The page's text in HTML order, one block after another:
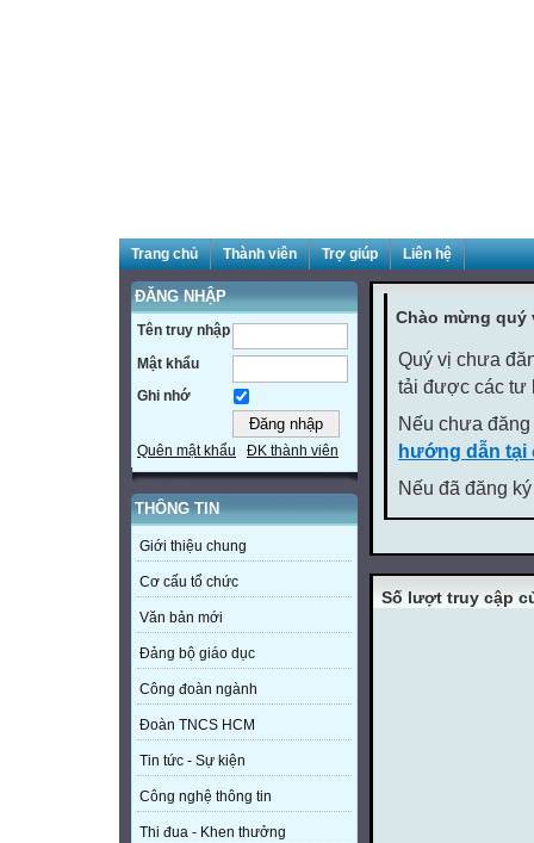
Trang chủ Thành viên Trợ giúp Liên hệ
ĐĂNG NHẬP
Tên truy nhập
Mật khẩu
Ghi nhớ
Quên mật khẩu ĐK thành viên
THÔNG TIN
Giới thiệu chung
Cơ cấu tổ chức
Văn bản mới
Đảng bộ giáo dục
Công đoàn ngành
Đoàn TNCS HCM
Tin tức - Sự kiện
Công nghệ thông tin
Thi đua - Khen thưởng
Chào mừng
Quý vị chưa
tải được các tư
Nếu chưa
hướng dẫn tại
Nếu đã đăng
Số lượt truy cập